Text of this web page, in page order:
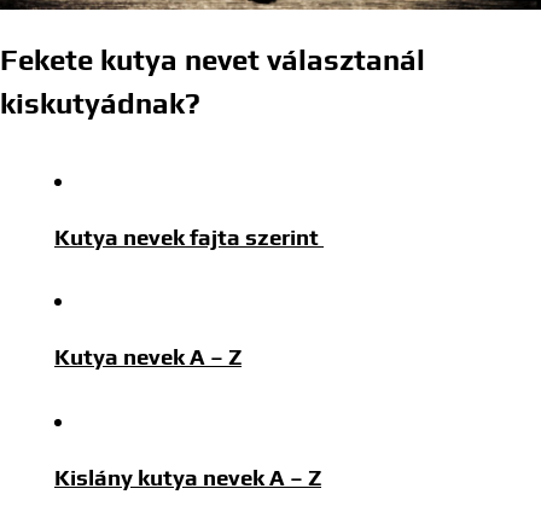
Fekete kutya nevet választanál
kiskutyádnak?
Kutya nevek fajta szerint
Kutya nevek A – Z
Kislány kutya nevek A – Z